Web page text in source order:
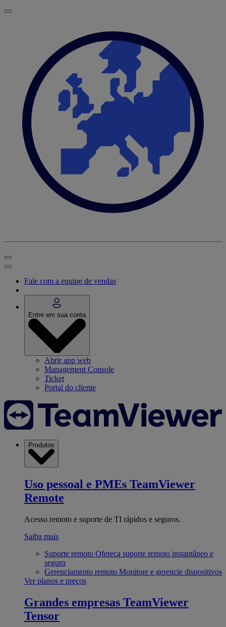
Fale com a equipe de vendas
Entre em sua conta
Abrir app web
Management Console
Ticket
Portal do cliente
Produtos
Uso pessoal e PMEs TeamViewer
Remote
Acesso remoto e suporte de TI rápidos e seguros.
Saiba mais
Suporte remoto Ofereça suporte remoto instantâneo e
seguro
Gerenciamento remoto Monitore e gerencie dispositivos
Ver planos e preços
Grandes empresas TeamViewer
Tensor